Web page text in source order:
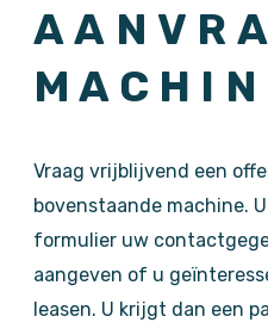
Vraag vrijblijvend een
bovenstaande machine.
formulier uw
aangeven of u
leasen. U krijgt dan een